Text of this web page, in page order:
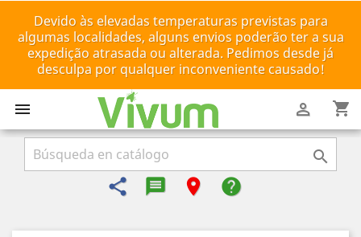
Devido às elevadas temperaturas previstas para
algumas localidades, alguns envios poderão ter a sua
expedição atrasada ou alterada. Pedimos desde já
desculpa por qualquer inconveniente causado!
 shopping_cart


share message-reply-text
room help